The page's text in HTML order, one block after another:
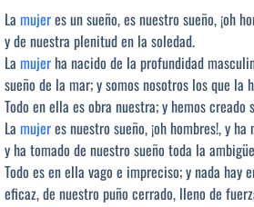
La mujeres un sueño, es nuestro sueño, ¡oh
y de nuestra plenitud en la soledad.
La mujer ha nacido de la profundidad
sueño de la mar; y somos nosotros los que la
Todo en ella es obra nuestra; y hemos
La mujeres nuestro sueño, ¡oh hombres!, y
y ha tomado de nuestro sueño toda la
Todo es en ella vago e impreciso; y nada
eficaz, de nuestro puño cerrado, lleno de